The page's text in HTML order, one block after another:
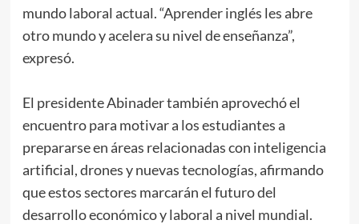
mundo laboral actual. “Aprender inglés les abre
otro mundo y acelera su nivel de enseñanza”,
expresó.
El presidente Abinader también aprovechó el
encuentro para motivar a los estudiantes a
prepararse en áreas relacionadas con inteligencia
artificial, drones y nuevas tecnologías, afirmando
que estos sectores marcarán el futuro del
desarrollo económico y laboral a nivel mundial.